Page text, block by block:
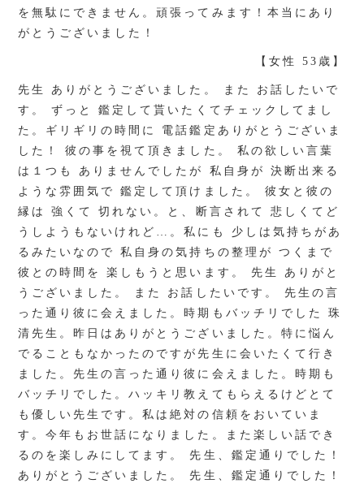
を無駄にできません。頑張ってみます！本当にあり
がとうございました！
【女性 53歳】
先生 ありがとうございました。 また お話したいで
す。 ずっと 鑑定して貰いたくてチェックしてまし
た。ギリギリの時間に 電話鑑定ありがとうございま
した！ 彼の事を視て頂きました。 私の欲しい言葉
は１つも ありませんでしたが 私自身が 決断出来る
ような雰囲気で 鑑定して頂けました。 彼女と彼の
縁は 強くて 切れない。と、断言されて 悲しくてど
うしようもないけれど…。私にも 少しは気持ちがあ
るみたいなので 私自身の気持ちの整理が つくまで
彼との時間を 楽しもうと思います。 先生 ありがと
うございました。 また お話したいです。 先生の言
った通り彼に会えました。時期もバッチリでした 珠
清先生。昨日はありがとうございました。特に悩ん
でることもなかったのですが先生に会いたくて行き
ました。先生の言った通り彼に会えました。時期も
バッチリでした。ハッキリ教えてもらえるけどとて
も優しい先生です。私は絶対の信頼をおいていま
す。今年もお世話になりました。また楽しい話でき
るのを楽しみにしてます。 先生、鑑定通りでした！
ありがとうございました。 先生、鑑定通りでした！